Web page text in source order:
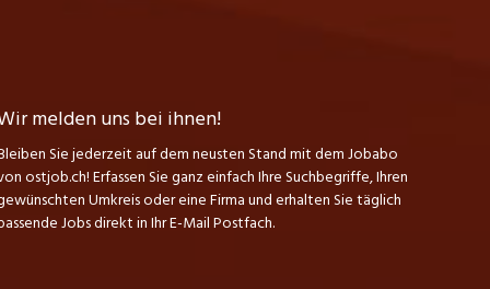
melden uns bei ihnen!
Sie jederzeit auf dem neusten Stand mit dem Jobabo
ostjob.ch! Erfassen Sie ganz einfach Ihre Suchbegriffe, Ihren
Umkreis oder eine Firma und erhalten Sie täglich
Jobs direkt in Ihr E-Mail Postfach.